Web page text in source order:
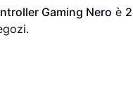
Gaming Nero è